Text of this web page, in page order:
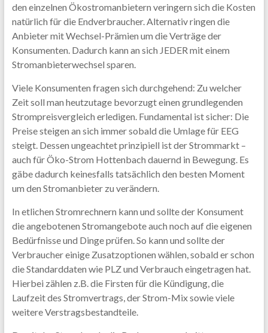
den einzelnen Ökostromanbietern veringern sich die Kosten
natürlich für die Endverbraucher. Alternativ ringen die
Anbieter mit Wechsel-Prämien um die Verträge der
Konsumenten. Dadurch kann an sich JEDER mit einem
Stromanbieterwechsel sparen.
Viele Konsumenten fragen sich durchgehend: Zu welcher
Zeit soll man heutzutage bevorzugt einen grundlegenden
Strompreisvergleich erledigen. Fundamental ist sicher: Die
Preise steigen an sich immer sobald die Umlage für EEG
steigt. Dessen ungeachtet prinzipiell ist der Strommarkt –
auch für Öko-Strom Hottenbach dauernd in Bewegung. Es
gäbe dadurch keinesfalls tatsächlich den besten Moment
um den Stromanbieter zu verändern.
In etlichen Stromrechnern kann und sollte der Konsument
die angebotenen Stromangebote auch noch auf die eigenen
Bedürfnisse und Dinge prüfen. So kann und sollte der
Verbraucher einige Zusatzoptionen wählen, sobald er schon
die Standarddaten wie PLZ und Verbrauch eingetragen hat.
Hierbei zählen z.B. die Firsten für die Kündigung, die
Laufzeit des Stromvertrags, der Strom-Mix sowie viele
weitere Verstragsbestandteile.